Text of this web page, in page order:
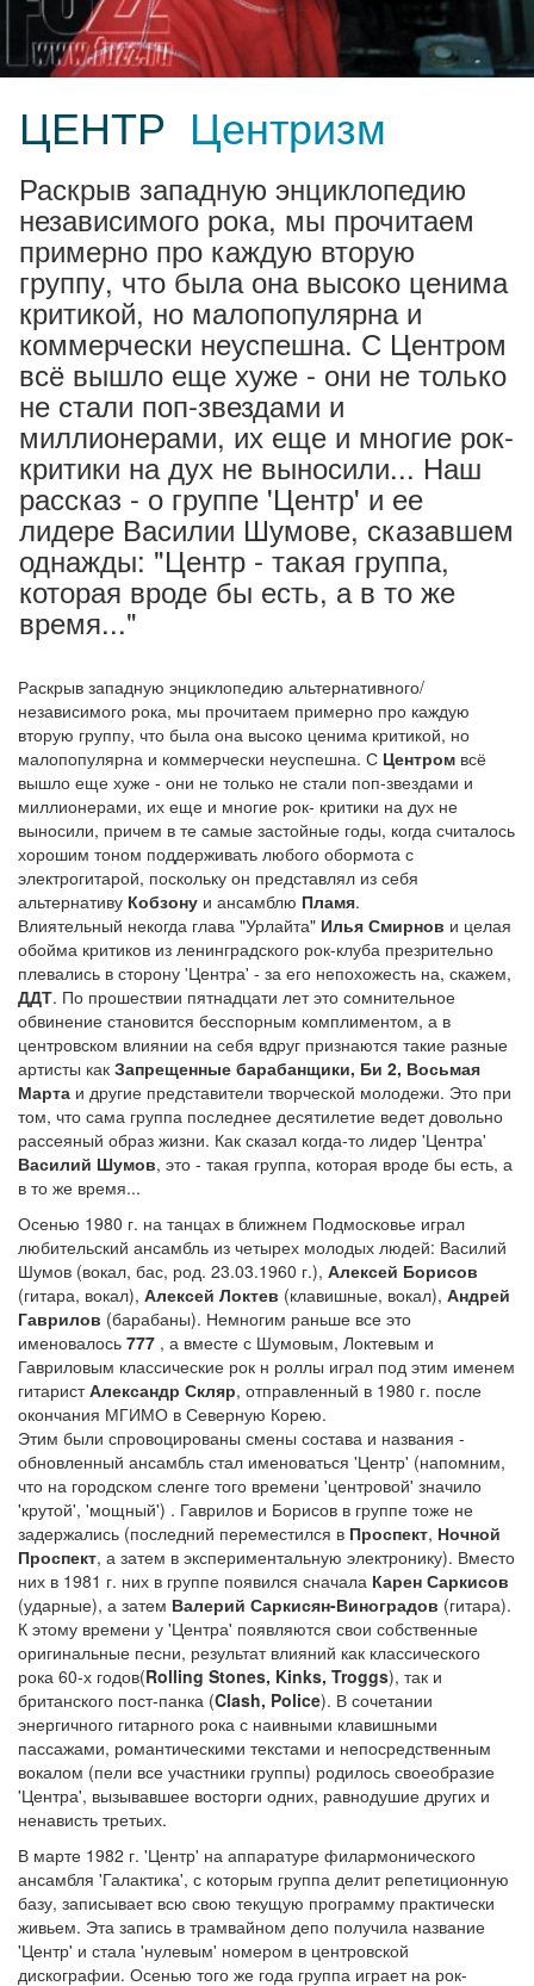
ЦЕНТР Центризм
Раскрыв западную энциклопедию
независимого рока, мы прочитаем
примерно про каждую вторую
группу, что была она высоко ценима
критикой, но малопопулярна и
коммерчески неуспешна. С Центром
всё вышло еще хуже - они не только
не стали поп-звездами и
миллионерами, их еще и многие рок-
критики на дух не выносили... Наш
рассказ - о группе 'Центр' и ее
лидере Василии Шумове, сказавшем
однажды: "Центр - такая группа,
которая вроде бы есть, а в то же
время..."
Раскрыв западную энциклопедию альтернативного/
независимого рока, мы прочитаем примерно про каждую
вторую группу, что была она высоко ценима критикой, но
малопопулярна и коммерчески неуспешна. С Центром всё
вышло еще хуже - они не только не стали поп-звездами и
миллионерами, их еще и многие рок- критики на дух не
выносили, причем в те самые застойные годы, когда считалось
хорошим тоном поддерживать любого обормота с
электрогитарой, поскольку он представлял из себя
альтернативу Кобзону и ансамблю Пламя.
Влиятельный некогда глава "Урлайта" Илья Смирнов и целая
обойма критиков из ленинградского рок-клуба презрительно
плевались в сторону 'Центра' - за его непохожесть на, скажем,
ДДТ. По прошествии пятнадцати лет это сомнительное
обвинение становится бесспорным комплиментом, а в
центровском влиянии на себя вдруг признаются такие разные
артисты как Запрещенные барабанщики, Би 2, Восьмая
Марта и другие представители творческой молодежи. Это при
том, что сама группа последнее десятилетие ведет довольно
рассеяный образ жизни. Как сказал когда-то лидер 'Центра'
Василий Шумов, это - такая группа, которая вроде бы есть, а
в то же время...
Осенью 1980 г. на танцах в ближнем Подмосковье играл
любительский ансамбль из четырех молодых людей: Василий
Шумов (вокал, бас, род. 23.03.1960 г.), Алексей Борисов
(гитара, вокал), Алексей Локтев (клавишные, вокал), Андрей
Гаврилов (барабаны). Немногим раньше все это
именовалось 777 , а вместе с Шумовым, Локтевым и
Гавриловым классические рок н роллы играл под этим именем
гитаристАлександр Скляр, отправленный в 1980 г. после
окончания МГИМО в Северную Корею.
Этим были спровоцированы смены состава и названия -
обновленный ансамбль стал именоваться 'Центр' (напомним,
что на городском сленге того времени 'центровой' значило
'крутой', 'мощный') . Гаврилов и Борисов в группе тоже не
задержались (последний переместился в Проспект, Ночной
Проспект, а затем в экспериментальную электронику). Вместо
них в 1981 г. них в группе появился сначала Карен Саркисов
(ударные), а затем Валерий Саркисян-Виноградов (гитара).
К этому времени у 'Центра' появляются свои собственные
оригинальные песни, результат влияний как классического
рока 60-х годов(Rolling Stones, Kinks, Troggs), так и
британского пост-панка (Clash, Police). В сочетании
энергичного гитарного рока с наивными клавишными
пассажами, романтическими текстами и непосредственным
вокалом (пели все участники группы) родилось своеобразие
'Центра', вызывавшее восторги одних, равнодушие других и
ненависть третьих.
В марте 1982 г. 'Центр' на аппаратуре филармонического
ансамбля 'Галактика', с которым группа делит репетиционную
базу, записывает всю свою текущую программу практически
живьем. Эта запись в трамвайном депо получила название
'Центр' и стала 'нулевым' номером в центровской
дискографии. Осенью того же года группа играет на рок-